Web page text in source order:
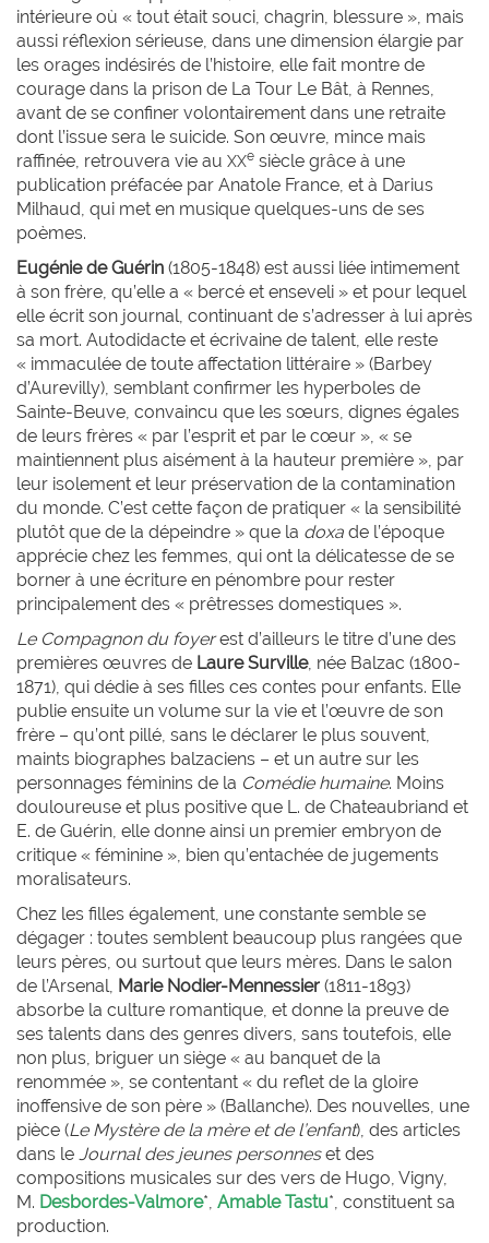
intérieure où « tout était souci, chagrin, blessure », mais
aussi réflexion sérieuse, dans une dimension élargie par
les orages indésirés de l’histoire, elle fait montre de
courage dans la prison de La Tour Le Bât, à Rennes,
avant de se confiner volontairement dans une retraite
dont l’issue sera le suicide. Son œuvre, mince mais
raffinée, retrouvera vie au XXe siècle grâce à une
publication préfacée par Anatole France, et à Darius
Milhaud, qui met en musique quelques-uns de ses
poèmes.
Eugénie deGuérin (1805-1848) est aussi liée intimement
à son frère, qu’elle a « bercé et enseveli » et pour lequel
elle écrit son journal, continuant de s’adresser à lui après
sa mort. Autodidacte et écrivaine de talent, elle reste
« immaculée de toute affectation littéraire » (Barbey
d’Aurevilly), semblant confirmer les hyperboles de
Sainte-Beuve, convaincu que les sœurs, dignes égales
de leurs frères « par l’esprit et par le cœur », « se
maintiennent plus aisément à la hauteur première », par
leur isolement et leur préservation de la contamination
du monde. C’est cette façon de pratiquer « la sensibilité
plutôt que de la dépeindre » que la doxa de l’époque
apprécie chez les femmes, qui ont la délicatesse de se
borner à une écriture en pénombre pour rester
principalement des « prêtresses domestiques ».
Le Compagnon du foyerest d’ailleurs le titre d’une des
premières œuvres de LaureSurville, née Balzac (1800-
1871), qui dédie à ses filles ces contes pour enfants. Elle
publie ensuite un volume sur la vie et l’œuvre de son
frère – qu’ont pillé, sans le déclarer le plus souvent,
maints biographes balzaciens – et un autre sur les
personnages féminins de la Comédie humaine. Moins
douloureuse et plus positive que L. de Chateaubriand et
E. de Guérin, elle donne ainsi un premier embryon de
critique « féminine », bien qu’entachée de jugements
moralisateurs.
Chez les filles également, une constante semble se
dégager : toutes semblent beaucoup plus rangées que
leurs pères, ou surtout que leurs mères. Dans le salon
de l’Arsenal, Marie Nodier-Mennessier (1811-1893)
absorbe la culture romantique, et donne la preuve de
ses talents dans des genres divers, sans toutefois, elle
non plus, briguer un siège « au banquet de la
renommée », se contentant « du reflet de la gloire
inoffensive de son père » (Ballanche). Des nouvelles, une
pièce (Le Mystère de la mère et de l’enfant), des articles
dans le Journal des jeunes personneset des
compositions musicales sur des vers de Hugo, Vigny,
M. Desbordes-Valmore*, Amable Tastu*, constituent sa
production.